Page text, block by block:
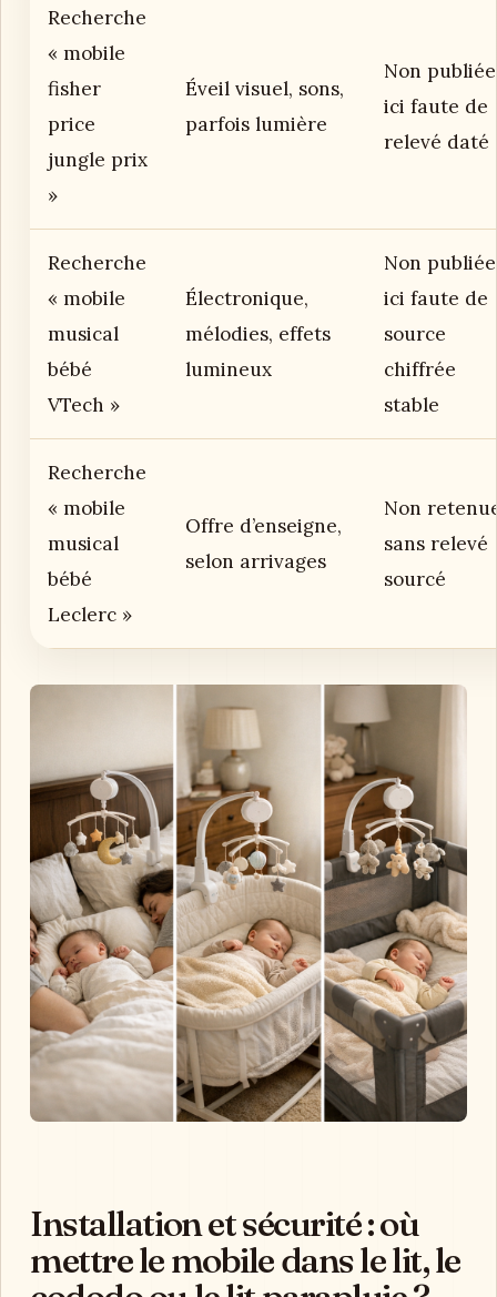
Recherche
« mobile
fisher
price
jungle prix
»
Éveil visuel, sons,
parfois lumière
Non publiée
ici faute de
relevé daté
Recherche
« mobile
musical
bébé
VTech »
Électronique,
mélodies, effets
lumineux
Non publiée
ici faute de
source
chiffrée
stable
Recherche
« mobile
musical
bébé
Leclerc »
Offre d’enseigne,
selon arrivages
Non
sans relevé
sourcé
Installation et sécurité : où
mettre le mobile dans le lit, le